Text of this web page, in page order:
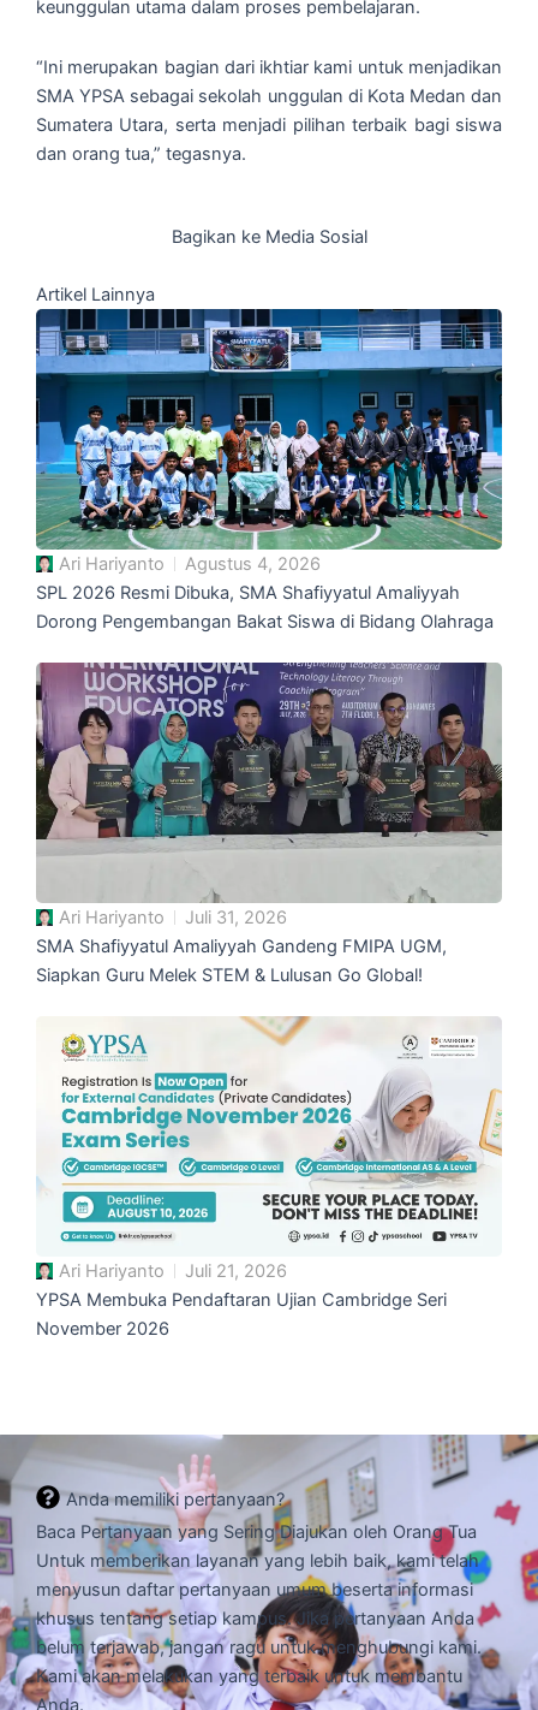
keunggulan utama dalam proses pembelajaran.
“Ini merupakan bagian dari ikhtiar kami untuk menjadikan
SMA YPSA sebagai sekolah unggulan di Kota Medan dan
Sumatera Utara, serta menjadi pilihan terbaik bagi siswa
dan orang tua,” tegasnya.
Bagikan ke Media Sosial
Artikel Lainnya
Ari Hariyanto
Agustus 4, 2026
SPL 2026 Resmi Dibuka, SMA Shafiyyatul Amaliyyah
Dorong Pengembangan Bakat Siswa di Bidang Olahraga
Ari Hariyanto
Juli 31, 2026
SMA Shafiyyatul Amaliyyah Gandeng FMIPA UGM,
Siapkan Guru Melek STEM & Lulusan Go Global!
Ari Hariyanto
Juli 21, 2026
YPSA Membuka Pendaftaran Ujian Cambridge Seri
November 2026
Anda memiliki pertanyaan?
Baca Pertanyaan yang Sering Diajukan oleh Orang Tua
Untuk memberikan layanan yang lebih baik, kami telah
menyusun daftar pertanyaan umum beserta informasi
khusus tentang setiap kampus. Jika pertanyaan Anda
belum terjawab, jangan ragu untuk menghubungi kami.
Kami akan melakukan yang terbaik untuk membantu
Anda.